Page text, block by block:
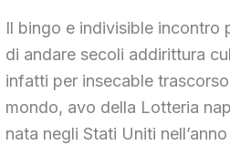
Il bingo e indivisible incontro
di andare secoli addirittura
infatti per insecable
mondo, avo della Lotteria
nata negli Stati Uniti